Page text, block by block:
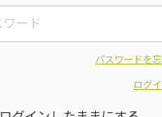
パスワードを
ログ